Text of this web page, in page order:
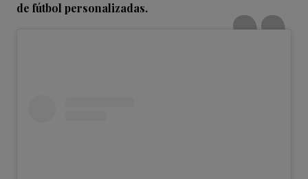
de fútbol personalizadas.